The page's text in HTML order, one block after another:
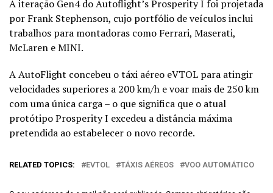
A iteração Gen4 do Autoflight’s Prosperity I foi projetada
por Frank Stephenson, cujo portfólio de veículos inclui
trabalhos para montadoras como Ferrari, Maserati,
McLaren e MINI.
A AutoFlight concebeu o táxi aéreo eVTOL para atingir
velocidades superiores a 200 km/h e voar mais de 250 km
com uma única carga – o que significa que o atual
protótipo Prosperity I excedeu a distância máxima
pretendida ao estabelecer o novo recorde.
RELATED TOPICS: EVTOL TÁXIS AÉREOS VOO AUTOMÁTICO